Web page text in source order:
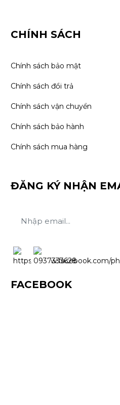
CHÍNH SÁCH
Chính sách bảo mật
Chính sách đổi trả
Chính sách vận chuyển
Chính sách bảo hành
Chính sách mua hàng
ĐĂNG KÝ NHẬN
FACEBOOK